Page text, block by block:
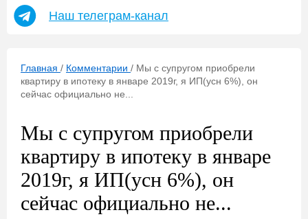
Наш телеграм-канал
Главная / Комментарии / Мы с супругом приобрели
квартиру в ипотеку в январе 2019г, я ИП(усн 6%), он
сейчас официально не...
Мы с супругом приобрели
квартиру в ипотеку в январе
2019г, я ИП(усн 6%), он
сейчас официально не...